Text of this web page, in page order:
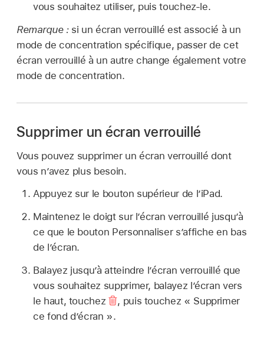
vous souhaitez utiliser, puis touchez-le.
Remarque : si un écran verrouillé est associé à un
mode de concentration spécifique, passer de cet
écran verrouillé à un autre change également votre
mode de concentration.
Supprimer un écran verrouillé
Vous pouvez supprimer un écran verrouillé dont
vous n’avez plus besoin.
Appuyez sur le bouton supérieur de l’iPad.
Maintenez le doigt sur l’écran verrouillé jusqu’à
ce que le bouton Personnaliser s’affiche en bas
de l’écran.
Balayez jusqu’à atteindre l’écran verrouillé que
vous souhaitez supprimer, balayez l’écran vers
le haut, touchez
, puis touchez « Supprimer
ce fond d’écran ».